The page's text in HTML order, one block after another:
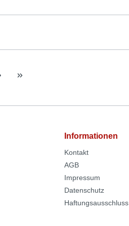
Informationen
Kontakt
AGB
Impressum
Datenschutz
Haftungsausschluss